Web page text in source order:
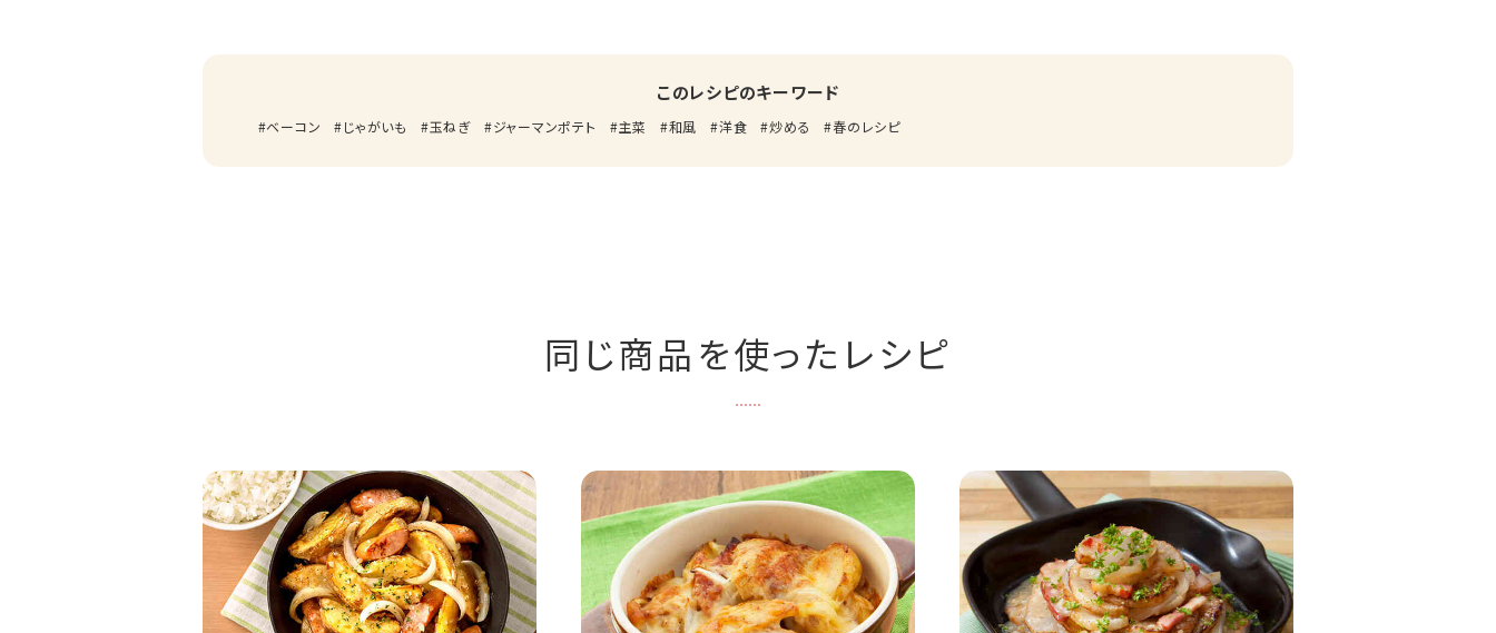
このレシピのキーワード
ベーコン じゃがいも 玉ねぎ ジャーマンポテト 主菜 和風 洋食 炒める 春のレシピ
同じ商品を使ったレシピ